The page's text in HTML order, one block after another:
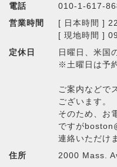
電話
010-1-617-
営業時間
[ 日本時間 ]
[ 現地時間 ]
定休日
日曜日、米国
※土曜日は予
ご案内などで
ございます。
そのため、お
ですが
連絡いただけ
住所
2000 Mass.